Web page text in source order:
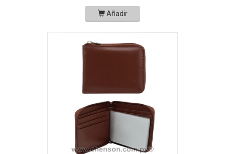
Añadir